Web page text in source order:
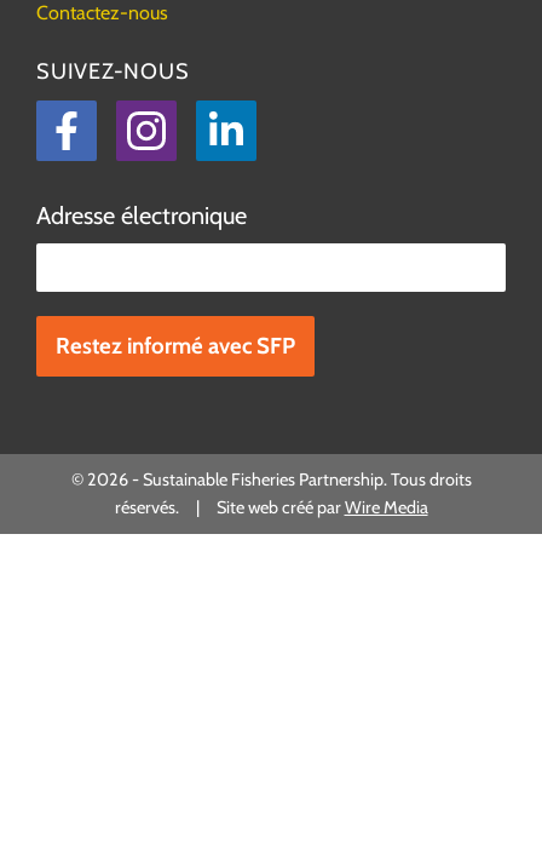
Contactez-nous
SUIVEZ-NOUS
Facebook
Instagram
LinkedIn
Adresse électronique
© 2026 - Sustainable Fisheries Partnership. Tous droits
réservés. | Site web créé parWire Media